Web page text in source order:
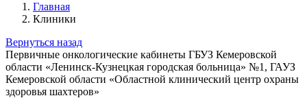
Главная
Клиники
Вернуться назад
Первичные онкологические кабинеты ГБУЗ Кемеровской
области «Ленинск-Кузнецкая городская больница» №1, ГАУЗ
Кемеровской области «Областной клинический центр охраны
здоровья шахтеров»